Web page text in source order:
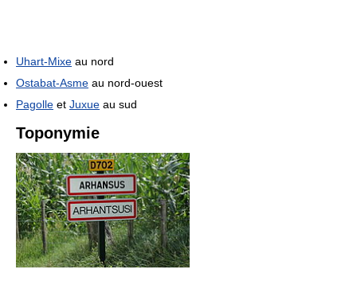
Uhart-Mixe au nord
Ostabat-Asme au nord-ouest
Pagolle et Juxue au sud
Toponymie